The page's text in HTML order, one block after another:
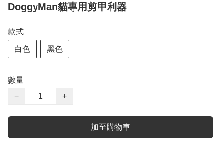
DoggyMan貓專用剪甲利器
款式
白色 黑色
數量
−
+
加至購物車